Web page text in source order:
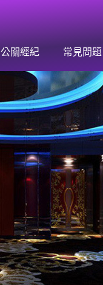
公關經紀 常見問題